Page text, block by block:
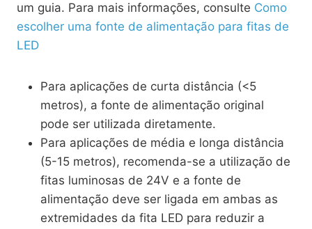
um guia. Para mais informações, consulte Como
escolher uma fonte de alimentação para fitas de
LED
Para aplicações de curta distância (<5
metros), a fonte de alimentação original
pode ser utilizada diretamente.
Para aplicações de média e longa distância
(5-15 metros), recomenda-se a utilização de
fitas luminosas de 24V e a fonte de
alimentação deve ser ligada em ambas as
extremidades da fita LED para reduzir a